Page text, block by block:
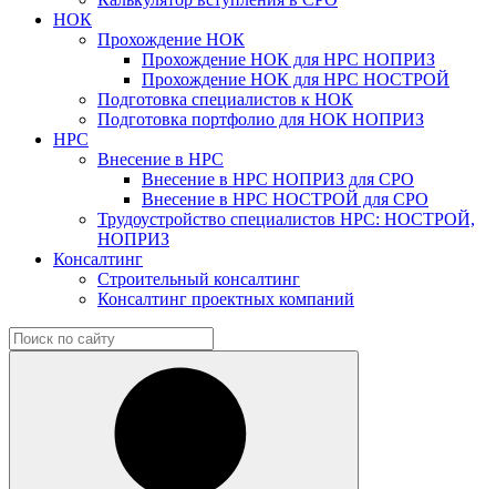
НОК
Прохождение НОК
Прохождение НОК для НРС НОПРИЗ
Прохождение НОК для НРС НОСТРОЙ
Подготовка специалистов к НОК
Подготовка портфолио для НОК НОПРИЗ
НРС
Внесение в НРС
Внесение в НРС НОПРИЗ для СРО
Внесение в НРС НОСТРОЙ для СРО
Трудоустройство специалистов НРС: НОСТРОЙ,
НОПРИЗ
Консалтинг
Строительный консалтинг
Консалтинг проектных компаний